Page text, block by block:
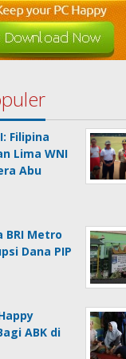
Filipina
Lima WNI
Abu
BRI Metro
Dana PIP
ABK di